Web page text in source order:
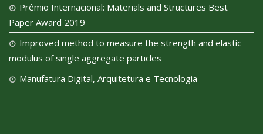
Prêmio Internacional: Materials and Structures Best
Paper Award 2019
Improved method to measure the strength and elastic
modulus of single aggregate particles
Manufatura Digital, Arquitetura e Tecnologia